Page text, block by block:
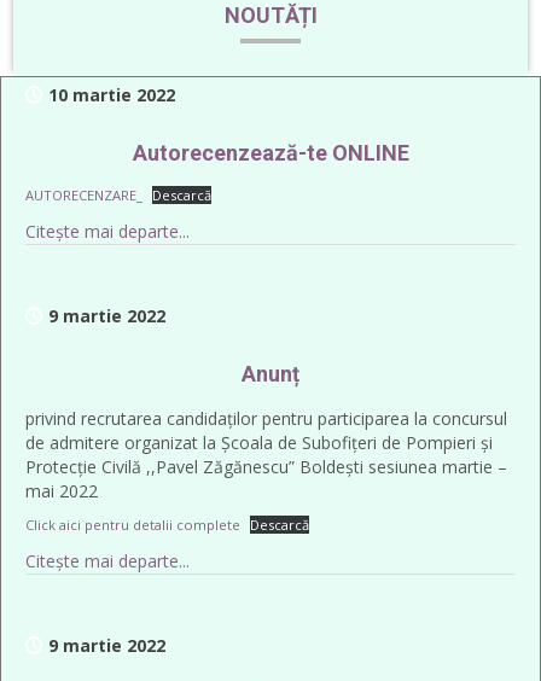
NOUTĂȚI
10 martie 2022
Autorecenzează-te ONLINE
AUTORECENZARE_ Descarcă
Citește mai departe...
9 martie 2022
Anunț
privind recrutarea candidaților pentru participarea la concursul
de admitere organizat la Școala de Subofițeri de Pompieri și
Protecție Civilă ,,Pavel Zăgănescu” Boldești sesiunea martie –
mai 2022
Click aici pentru detalii complete Descarcă
Citește mai departe...
9 martie 2022